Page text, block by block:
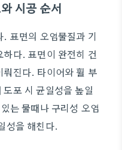
시공 순서
표면의 오염물질과 기
다. 표면이 완전히 건
진다. 타이어와 휠 부
포 시 균일성을 높일
는 물때나 구리성 오염
성을 해친다.